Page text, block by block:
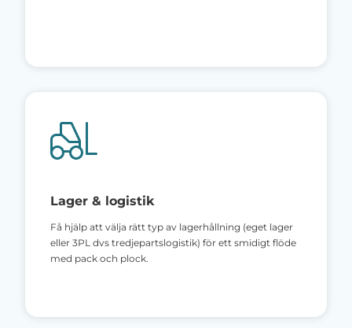
Lager & logistik
Få hjälp att välja rätt typ av lagerhållning (eget lager
eller 3PL dvs tredjepartslogistik) för ett smidigt flöde
med pack och plock.